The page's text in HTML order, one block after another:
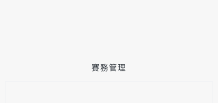
賽務管理